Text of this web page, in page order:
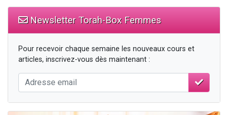
Newsletter Torah-Box Femmes
Pour recevoir chaque semaine les nouveaux cours et
articles, inscrivez-vous dès maintenant :